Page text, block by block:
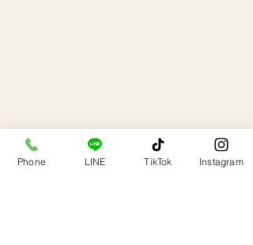
4.塗装工事の工程と注意点
Phone LINE TikTok Instagram